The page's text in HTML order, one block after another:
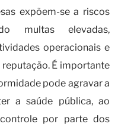
expõem-se a riscos
multas elevadas,
operacionais e
É importante
pode agravar a
a saúde pública, ao
por parte dos